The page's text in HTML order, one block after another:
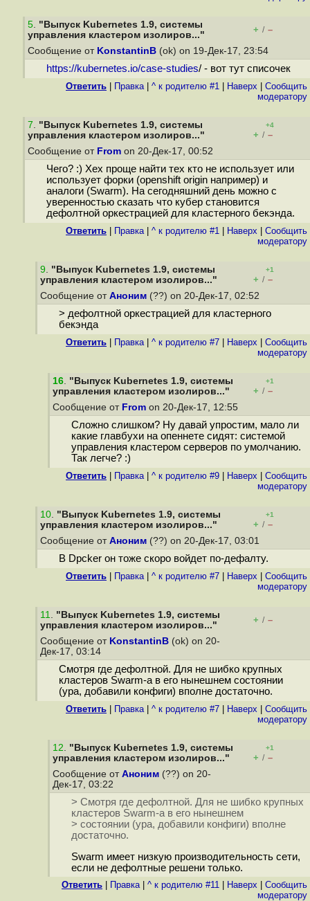
5. "Выпуск Kubernetes 1.9, системы
управления кластером изолиров..."
+ / –
Сообщение от KonstantinB (ok) on 19-Дек-17, 23:54
https://kubernetes.io/case-studies/ - вот тут списочек
Ответить Правка| ^ к родителю #1 Наверх
Cообщить
модератору
7. "Выпуск Kubernetes 1.9, системы
управления кластером изолиров..."
+4
+ / –
Сообщение от From on 20-Дек-17, 00:52
Чего? :) Хех проще найти тех кто не использует или
использует форки (openshift origin например) и
аналоги (Swarm). На сегодняшний день можно с
уверенностью сказать что кубер становится
дефолтной оркестрацией для кластерного бекэнда.
Ответить Правка| ^ к родителю #1 Наверх
Cообщить
модератору
9. "Выпуск Kubernetes 1.9, системы
управления кластером изолиров..."
+1
+ / –
Сообщение от Аноним (??) on 20-Дек-17, 02:52
> дефолтной оркестрацией для кластерного
бекэнда
Ответить Правка| ^ к родителю #7 Наверх
Cообщить
модератору
16. "Выпуск Kubernetes 1.9, системы
управления кластером изолиров..."
+1
+ / –
Сообщение от From on 20-Дек-17, 12:55
Сложно слишком? Ну давай упростим, мало ли
какие главбухи на опеннете сидят: системой
управления кластером серверов по умолчанию.
Так легче? :)
Ответить Правка| ^ к родителю #9 Наверх
Cообщить
модератору
10. "Выпуск Kubernetes 1.9, системы
управления кластером изолиров..."
+1
+ / –
Сообщение от Аноним (??) on 20-Дек-17, 03:01
В Dpcker он тоже скоро войдет по-дефалту.
Ответить Правка| ^ к родителю #7 Наверх
Cообщить
модератору
11. "Выпуск Kubernetes 1.9, системы
управления кластером изолиров..."
+ / –
Сообщение от KonstantinB (ok) on 20-
Дек-17, 03:14
Смотря где дефолтной. Для не шибко крупных
кластеров Swarm-а в его нынешнем состоянии
(ура, добавили конфиги) вполне достаточно.
Ответить Правка| ^ к родителю #7 Наверх
Cообщить
модератору
12. "Выпуск Kubernetes 1.9, системы
управления кластером изолиров..."
+1
+ / –
Сообщение от Аноним (??) on 20-
Дек-17, 03:22
> Смотря где дефолтной. Для не шибко крупных
кластеров Swarm-а в его нынешнем
> состоянии (ура, добавили конфиги) вполне
достаточно.
Swarm имеет низкую производительность сети,
если не дефолтные решени только.
Ответить Правка| ^ к родителю #11 Наверх
Cообщить
модератору